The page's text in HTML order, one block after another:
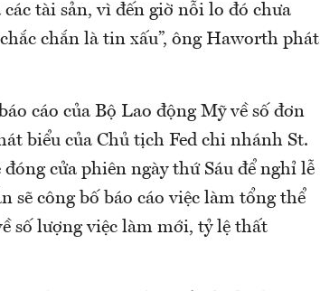
tài sản, vì đến giờ nỗi lo đó chưa
chắn là tin xấu”, ông Haworth phát
cáo của Bộ Lao động Mỹ về số đơn
biểu của Chủ tịch Fed chi nhánh St.
cửa phiên ngày thứ Sáu để nghỉ lễ
sẽ công bố báo cáo việc làm tổng thể
số lượng việc làm mới, tỷ lệ thất